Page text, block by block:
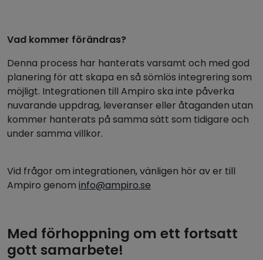
Vad kommer förändras?
Denna process har hanterats varsamt och med god
planering för att skapa en så sömlös integrering som
möjligt. Integrationen till Ampiro ska inte påverka
nuvarande uppdrag, leveranser eller åtaganden utan
kommer hanterats på samma sätt som tidigare och
under samma villkor.
Vid frågor om integrationen, vänligen hör av er till
Ampiro genom info@ampiro.se
Med förhoppning om ett fortsatt
gott samarbete!